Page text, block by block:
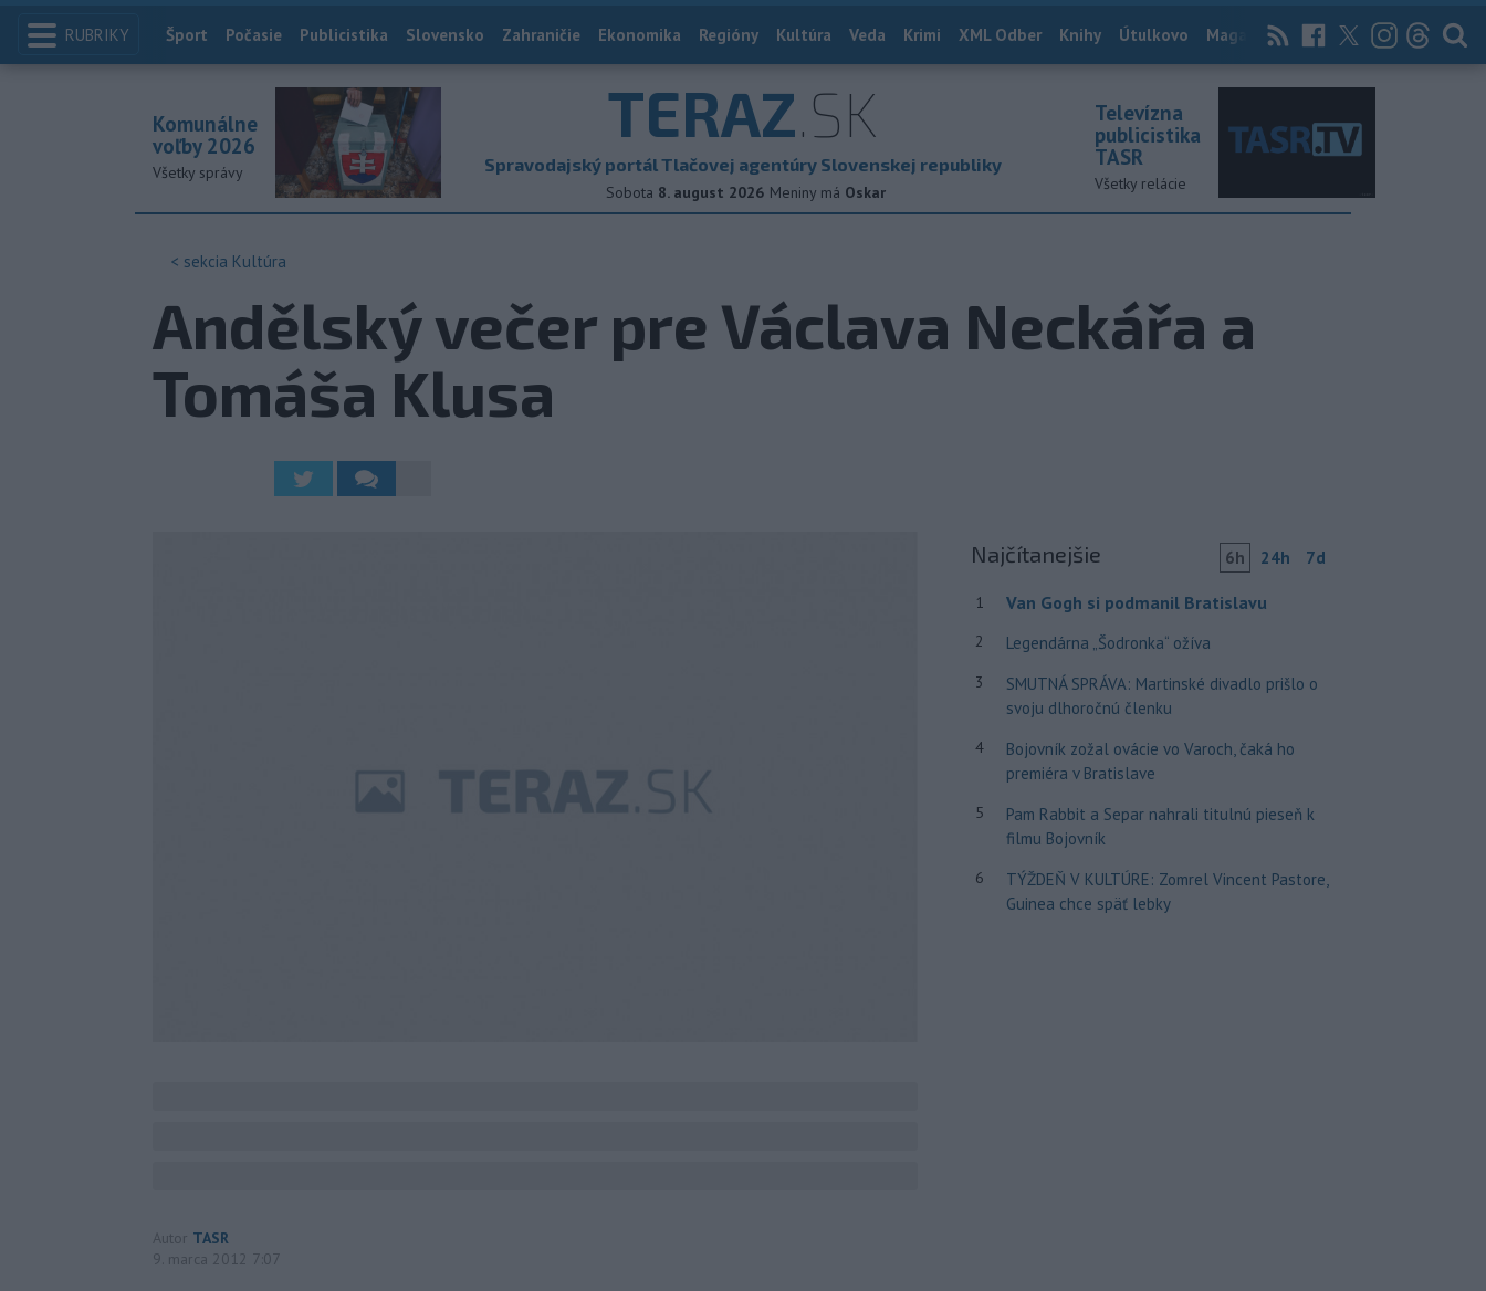
RUBRIKY Index
Šport Počasie Publicistika Slovensko Zahraničie Ekonomika Regióny Kultúra Veda Krimi XML Odber Knihy Útulkovo Magazín News Now Archív
TERAZ.SK
Spravodajský portál Tlačovej agentúry Slovenskej republiky
Sobota 8. august 2026 Meniny má Oskar
Komunálne
voľby 2026
Všetky správy
Televízna
publicistika
TASR
Všetky relácie
< sekcia Kultúra
Andělský večer pre Václava Neckářa a
Tomáša Klusa
Autor TASR
9. marca 2012 7:07
Najčítanejšie 6h 24h 7d
1 Van Gogh si podmanil Bratislavu
2 Legendárna „Šodronka“ ožíva
3
SMUTNÁ SPRÁVA: Martinské divadlo prišlo o
svoju dlhoročnú členku
4
Bojovník zožal ovácie vo Varoch, čaká ho
premiéra v Bratislave
5
Pam Rabbit a Separ nahrali titulnú pieseň k
filmu Bojovník
6
TÝŽDEŇ V KULTÚRE: Zomrel Vincent Pastore,
Guinea chce späť lebky